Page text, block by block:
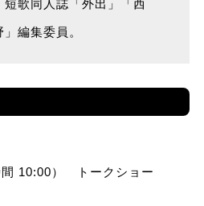
歌同人誌「外出」「西
編集委員。
間 10:00） トークショー